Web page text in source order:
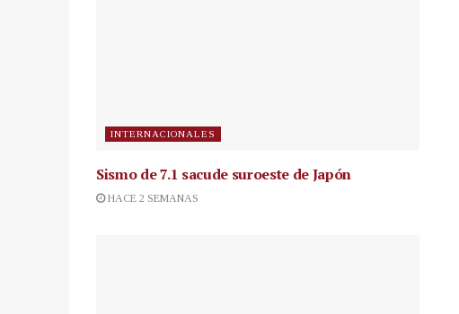
INTERNACIONALES
Sismo de 7.1 sacude suroeste de Japón
HACE 2 SEMANAS